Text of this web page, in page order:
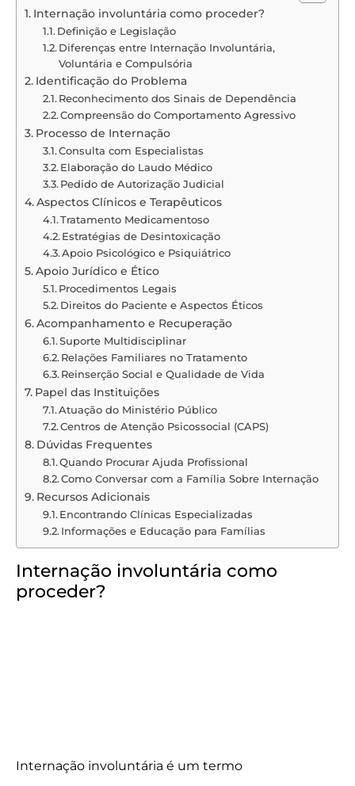
Internação involuntária como proceder?
Definição e Legislação
Diferenças entre Internação Involuntária,
Voluntária e Compulsória
Identificação do Problema
Reconhecimento dos Sinais de Dependência
Compreensão do Comportamento Agressivo
Processo de Internação
Consulta com Especialistas
Elaboração do Laudo Médico
Pedido de Autorização Judicial
Aspectos Clínicos e Terapêuticos
Tratamento Medicamentoso
Estratégias de Desintoxicação
Apoio Psicológico e Psiquiátrico
Apoio Jurídico e Ético
Procedimentos Legais
Direitos do Paciente e Aspectos Éticos
Acompanhamento e Recuperação
Suporte Multidisciplinar
Relações Familiares no Tratamento
Reinserção Social e Qualidade de Vida
Papel das Instituições
Atuação do Ministério Público
Centros de Atenção Psicossocial (CAPS)
Dúvidas Frequentes
Quando Procurar Ajuda Profissional
Como Conversar com a Família Sobre Internação
Recursos Adicionais
Encontrando Clínicas Especializadas
Informações e Educação para Famílias
Internação involuntária como
proceder?
Internação involuntária é um termo